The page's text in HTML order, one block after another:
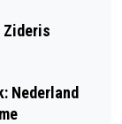
Zideris
Nederland